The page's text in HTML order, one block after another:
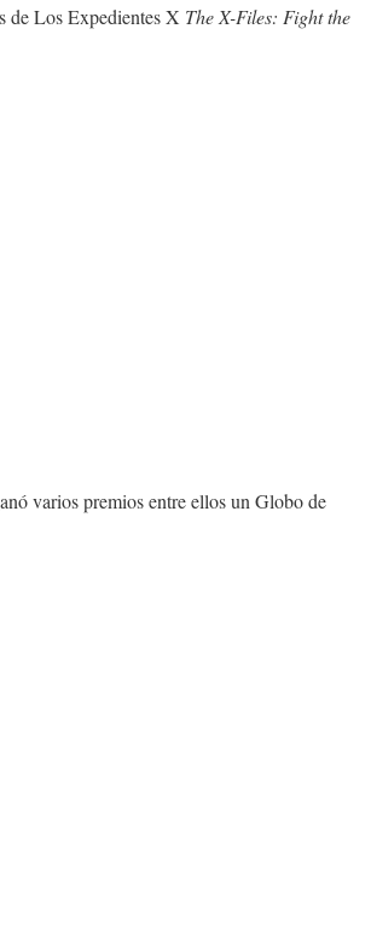
de Los Expedientes X The X-Files: Fight the
varios premios entre ellos un Globo de